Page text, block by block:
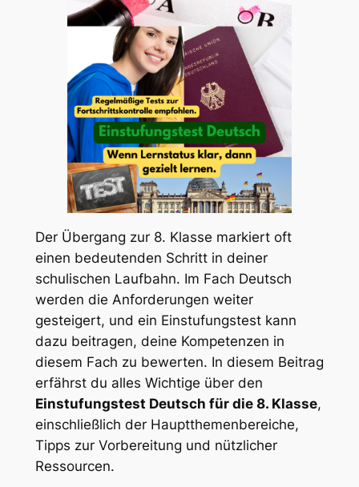
Der Übergang zur 8. Klasse markiert oft
einen bedeutenden Schritt in deiner
schulischen Laufbahn. Im Fach Deutsch
werden die Anforderungen weiter
gesteigert, und ein Einstufungstest kann
dazu beitragen, deine Kompetenzen in
diesem Fach zu bewerten. In diesem Beitrag
erfährst du alles Wichtige über den
Einstufungstest Deutsch für die 8. Klasse,
einschließlich der Hauptthemenbereiche,
Tipps zur Vorbereitung und nützlicher
Ressourcen.